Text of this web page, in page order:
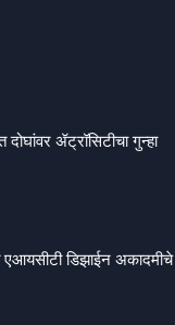
दोघांवर ॲट्रॉसिटीचा गुन्हा
एआयसीटी डिझाईन अकादमीचे